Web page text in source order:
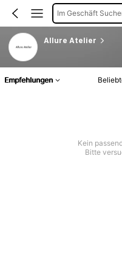
Im Geschäft
Allure Atelier
Empfehlungen
Kein
Bitte